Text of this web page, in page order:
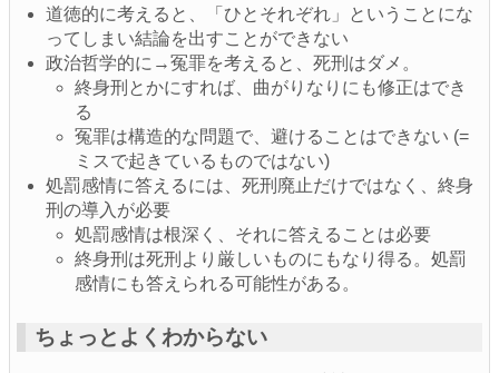
道徳的に考えると、「ひとそれぞれ」ということにな
ってしまい結論を出すことができない
政治哲学的に→冤罪を考えると、死刑はダメ。
終身刑とかにすれば、曲がりなりにも修正はでき
る
冤罪は構造的な問題で、避けることはできない (=
ミスで起きているものではない)
処罰感情に答えるには、死刑廃止だけではなく、終身
刑の導入が必要
処罰感情は根深く、それに答えることは必要
終身刑は死刑より厳しいものにもなり得る。処罰
感情にも答えられる可能性がある。
ちょっとよくわからない